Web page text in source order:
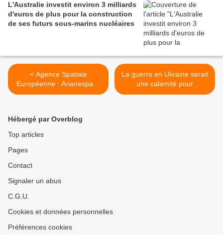
L'Australie investit environ 3 milliards
d'euros de plus pour la construction
de ses futurs sous-marins nucléaires
< Agence Spatiale
Européenne : Arianespace
ajoute deux satellites à la
La guerre en Ukraine serait
une calamité pour
l'économie en Ukraine,
Hébergé par Overblog
Top articles
Pages
Contact
Signaler un abus
C.G.U.
Cookies et données personnelles
Préférences cookies